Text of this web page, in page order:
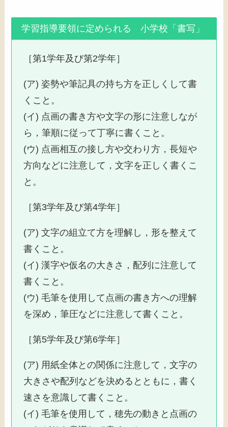
学習指導要領に定められる 小学校「書写」
［第1学年及び第2学年］
(ア) 姿勢や筆記具の持ち方を正しくして書
くこと。
(イ) 点画の書き方や文字の形に注意しなが
ら，筆順に従って丁寧に書くこと。
(ウ) 点画相互の接し方や交わり方，長短や
方向などに注意して，文字を正しく書くこ
と。
［第3学年及び第4学年］
(ア) 文字の組立て方を理解し，形を整えて
書くこと。
(イ) 漢字や仮名の大きさ，配列に注意して
書くこと。
(ウ) 毛筆を使用して点画の書き方への理解
を深め，筆圧などに注意して書くこと。
［第5学年及び第6学年］
(ア) 用紙全体との関係に注意して，文字の
大きさや配列などを決めるとともに，書く
速さを意識して書くこと。
(イ) 毛筆を使用して，穂先の動きと点画の